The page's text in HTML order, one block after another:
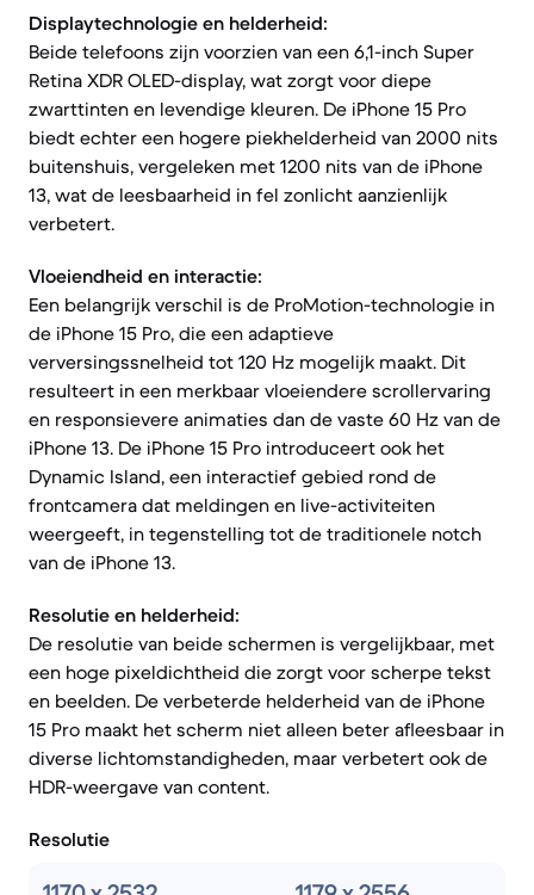
Displaytechnologie en helderheid:
Beide telefoons zijn voorzien van een 6,1-inch Super
Retina XDR OLED-display, wat zorgt voor diepe
zwarttinten en levendige kleuren. De iPhone 15 Pro
biedt echter een hogere piekhelderheid van 2000 nits
buitenshuis, vergeleken met 1200 nits van de iPhone
13, wat de leesbaarheid in fel zonlicht aanzienlijk
verbetert.
Vloeiendheid en interactie:
Een belangrijk verschil is de ProMotion-technologie in
de iPhone 15 Pro, die een adaptieve
verversingssnelheid tot 120 Hz mogelijk maakt. Dit
resulteert in een merkbaar vloeiendere scrollervaring
en responsievere animaties dan de vaste 60 Hz van de
iPhone 13. De iPhone 15 Pro introduceert ook het
Dynamic Island, een interactief gebied rond de
frontcamera dat meldingen en live-activiteiten
weergeeft, in tegenstelling tot de traditionele notch
van de iPhone 13.
Resolutie en helderheid:
De resolutie van beide schermen is vergelijkbaar, met
een hoge pixeldichtheid die zorgt voor scherpe tekst
en beelden. De verbeterde helderheid van de iPhone
15 Pro maakt het scherm niet alleen beter afleesbaar in
diverse lichtomstandigheden, maar verbetert ook de
HDR-weergave van content.
Resolutie